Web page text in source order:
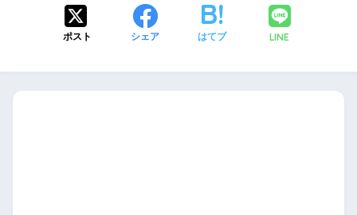
ポスト シェア はてブ LINE